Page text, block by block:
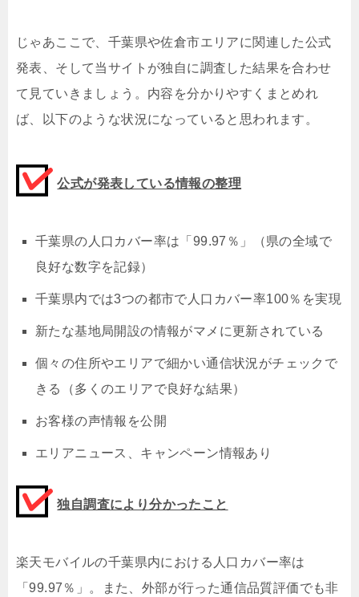
じゃあここで、千葉県や佐倉市エリアに関連した公式
発表、そして当サイトが独自に調査した結果を合わせ
て見ていきましょう。内容を分かりやすくまとめれ
ば、以下のような状況になっていると思われます。
公式が発表している情報の整理
千葉県の人口カバー率は「99.97％」（県の全域で
良好な数字を記録）
千葉県内では3つの都市で人口カバー率100％を実現
新たな基地局開設の情報がマメに更新されている
個々の住所やエリアで細かい通信状況がチェックで
きる（多くのエリアで良好な結果）
お客様の声情報を公開
エリアニュース、キャンペーン情報あり
独自調査により分かったこと
楽天モバイルの千葉県内における人口カバー率は
「99.97％」。また、外部が行った通信品質評価でも非